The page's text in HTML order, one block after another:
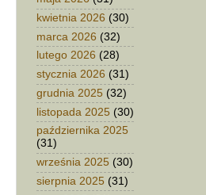
kwietnia 2026 (30)
marca 2026 (32)
lutego 2026 (28)
stycznia 2026 (31)
grudnia 2025 (32)
listopada 2025 (30)
października 2025
(31)
września 2025 (30)
sierpnia 2025 (31)